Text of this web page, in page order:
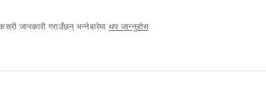
समाधानहरूको साथ आफ्नो व्यवसायलाई सशक्त बनाउन आजै Bizzo Casino
जानकारी गराउँछन् भन्नेबारेमा थप जान्नुहोस्